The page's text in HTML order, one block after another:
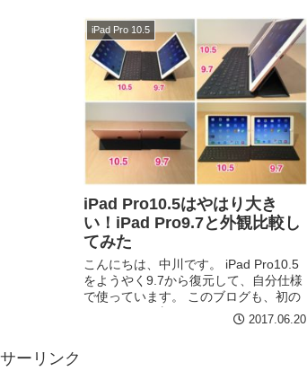
iPad Pro 10.5
iPad Pro10.5はやはり大き
い！iPad Pro9.7と外観比較し
てみた
こんにちは、中川です。 iPad Pro10.5
をようやく9.7から復元して、自分仕様
で使っています。 このブログも、初の
10.5からの更新(￣^￣)ゞ で、、、 そう
いえば外観の比較レビューをしてない
2017.06.20
ーリンク